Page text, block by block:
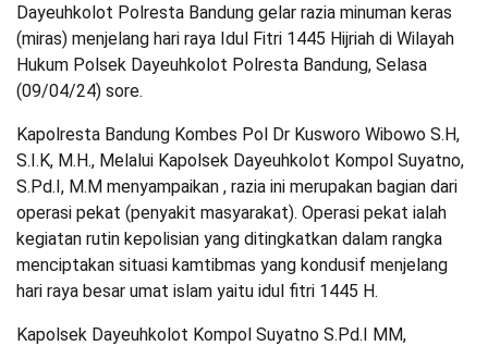
Dayeuhkolot Polresta Bandung gelar razia minuman keras
(miras) menjelang hari raya Idul Fitri 1445 Hijriah di Wilayah
Hukum Polsek Dayeuhkolot Polresta Bandung, Selasa
(09/04/24) sore.
Kapolresta Bandung Kombes Pol Dr Kusworo Wibowo S.H,
S.I.K, M.H., Melalui Kapolsek Dayeuhkolot Kompol Suyatno,
S.Pd.I, M.M menyampaikan , razia ini merupakan bagian dari
operasi pekat (penyakit masyarakat). Operasi pekat ialah
kegiatan rutin kepolisian yang ditingkatkan dalam rangka
menciptakan situasi kamtibmas yang kondusif menjelang
hari raya besar umat islam yaitu idul fitri 1445 H.
Kapolsek Dayeuhkolot Kompol Suyatno S.Pd.I MM,